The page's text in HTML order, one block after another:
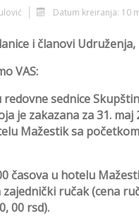
Datum kreiranja: 10
i članovi Udruženja,
VAS:
sednice
je zakazana za 31. maj
Mažestik sa
časova u hotelu
ručak (cena
00 rsd).